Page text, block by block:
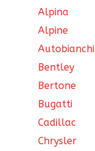
Alpina
Alpine
Autobianchi
Bentley
Bertone
Bugatti
Cadillac
Chrysler